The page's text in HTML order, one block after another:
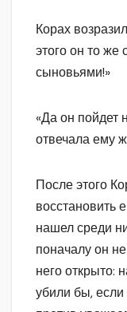
Корах
этого он то же
сыновьями!»
«Да он пойдет
отвечала ему
После этого
восстановить
нашел среди
поначалу он
него открыто:
убили бы,